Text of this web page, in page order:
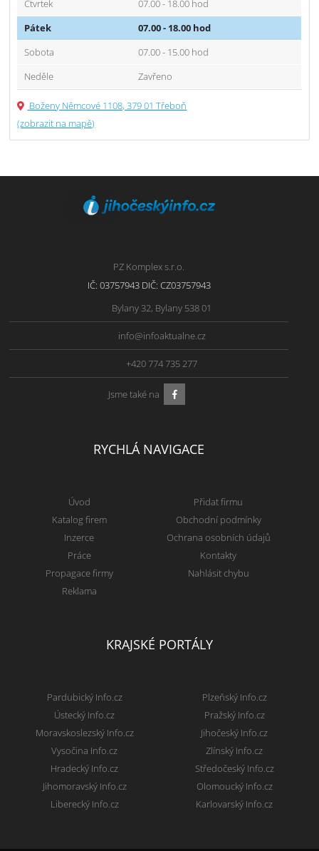
Čtvrtek
07.00 - 18.00 hod
Pátek
07.00 - 18.00 hod
Sobota
07.00 - 15.00 hod
Neděle
Zavřeno
Boženy Němcové 1108, 379 01 Třeboň
(zobrazit na mapě)
PZ Komplex s.r.o.
IČ: 03757943 DIČ: CZ03757943
Bylany 32, Bylany 538 01
info@infoaktualne.cz
+420 774 735 277
Jsme také na
RYCHLÁ NAVIGACE
Úvod
Katalog firem
Inzerce
Práce
Propagace firmy
Reklama
Přidat firmu
Obchodní podmínky
Ochrana osobních údajů
Kontakty
Nahlásit chybu
KRAJSKÉ PORTÁLY
Pardubický Info.cz
Ústecký Info.cz
Moravskoslezský Info.cz
Vysočina Info.cz
Hradecký Info.cz
Jihomoravský Info.cz
Liberecký Info.cz
Plzeňský Info.cz
Pražský Info.cz
Jihočeský Info.cz
Zlínský Info.cz
Středočeský Info.cz
Olomoucký Info.cz
Karlovarský Info.cz